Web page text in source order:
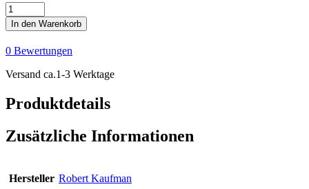
KONA
Cotton
Solids
-
Stratosphere
Menge
In den Warenkorb
0 Bewertungen
Versand ca.1-3 Werktage
Produktdetails
Zusätzliche Informationen
Hersteller Robert Kaufman